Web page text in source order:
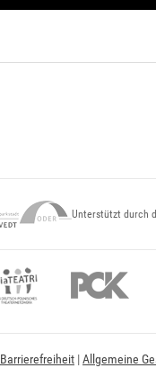
Unterstützt durch
Barrierefreiheit |Allgemeine